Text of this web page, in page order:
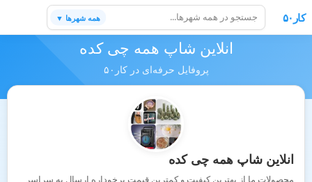
کار۵۰ همه شهرها ▼
انلاین شاپ همه چی کده
پروفایل حرفه‌ای در کار۵۰
انلاین شاپ همه چی کده
محصولات ما از بهترین کیفیت و کمترین قیمت برخوداره ارسال به سراسر